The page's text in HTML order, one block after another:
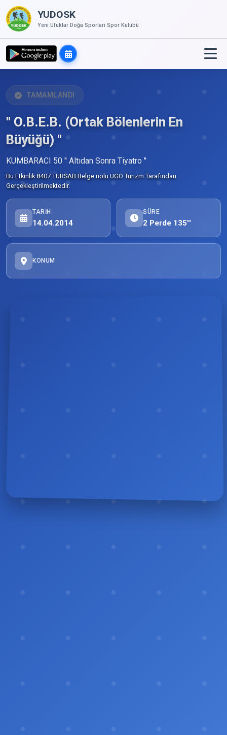
YUDOSK
Yeni Ufuklar Doğa Sporları Spor Kulübü
TAMAMLANDI
" O.B.E.B. (Ortak Bölenlerin En
Büyüğü) "
KUMBARACI 50 '' Altıdan Sonra Tiyatro ''
Bu Etkinlik 8407 TURSAB Belge nolu UGO Turizm Tarafından
Gerçekleştirilmektedir.
TARIH
14.04.2014
SÜRE
2 Perde 135''
KONUM